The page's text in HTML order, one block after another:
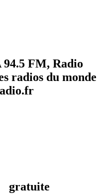
FM, Radio
radios du monde
gratuite